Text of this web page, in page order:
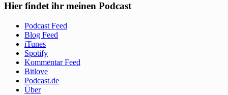
Hier findet ihr meinen Podcast
Podcast Feed
Blog Feed
iTunes
Spotify
Kommentar Feed
Bitlove
Podcast.de
Über